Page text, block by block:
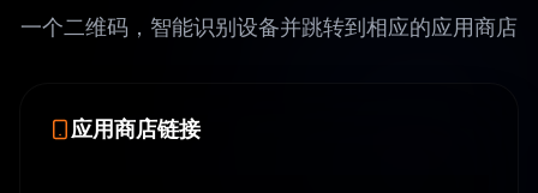
一个二维码，智能识别设备并跳转到相应的应用商店
应用商店链接